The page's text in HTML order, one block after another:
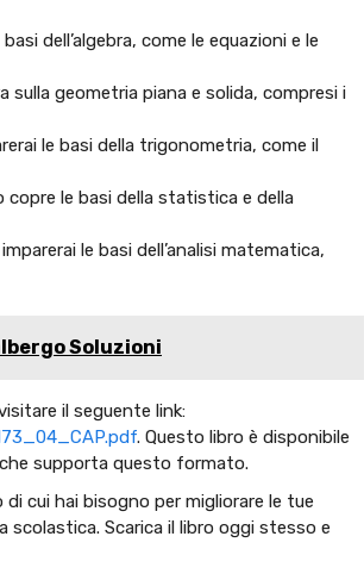
dell’algebra, come le equazioni e le
geometria piana e solida, compresi i
le basi della trigonometria, come il
le basi della statistica e della
le basi dell’analisi matematica,
Soluzioni
il seguente link:
. Questo libro è disponibile
supporta questo formato.
cui hai bisogno per migliorare le tue
scolastica. Scarica il libro oggi stesso e